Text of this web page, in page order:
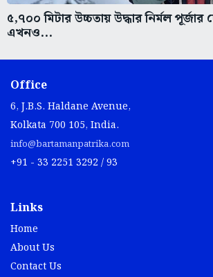
৫,৭০০ মিটার উচ্চতায় উদ্ধার নির্মল
এখনও...
Office
6, J.B.S. Haldane Avenue,
Kolkata 700 105, India.
info@bartamanpatrika.com
+91 - 33 2251 3292 / 93
Links
Home
About Us
Contact Us